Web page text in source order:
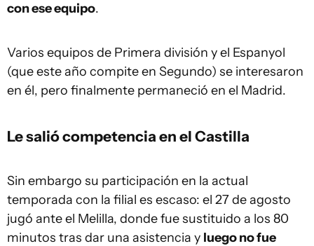
con ese equipo.
Varios equipos de Primera división y el Espanyol
(que este año compite en Segundo) se interesaron
en él, pero finalmente permaneció en el Madrid.
Le salió competencia en el Castilla
Sin embargo su participación en la actual
temporada con la filial es escaso: el 27 de agosto
jugó ante el Melilla, donde fue sustituido a los 80
minutos tras dar una asistencia y luego no fue